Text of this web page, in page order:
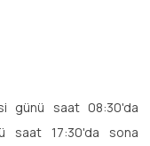
günü saat 08:30'da
saat 17:30'da sona